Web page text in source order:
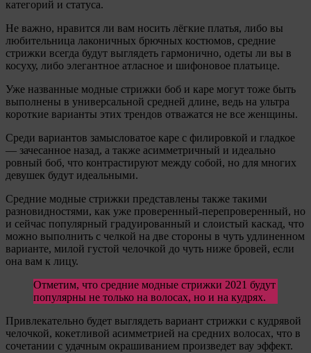
категорий и статуса.
Не важно, нравится ли вам носить лёгкие платья, либо вы
любительница лаконичных брючных костюмов, средние
стрижки всегда будут выглядеть гармонично, одеты ли вы в
косуху, либо элегантное атласное и шифоновое платьице.
Уже названные модные стрижки боб и каре могут тоже быть
выполнены в универсальной средней длине, ведь на ультра
короткие варианты этих трендов отважатся не все женщины.
Среди вариантов замысловатое каре с филировкой и гладкое
— зачесанное назад, а также асимметричный и идеально
ровный боб, что контрастируют между собой, но для многих
девушек будут идеальными.
Средние модные стрижки представлены также такими
разновидностями, как уже проверенный-перепроверенный, но
и сейчас популярный градуированный и слоистый каскад, что
можно выполнить с челкой на две стороны в чуть удлиненном
варианте, милой густой челочкой до чуть ниже бровей, если
она вам к лицу.
Отметим, что средние модные стрижки 2021 будут
популярны не только на волосах, но и на кудрях.
Привлекательно будет выглядеть вариант стрижки с кудрявой
челочкой, кокетливой асимметрией на средних волосах, что в
сочетании с удачным окрашиванием произведет вау эффект.